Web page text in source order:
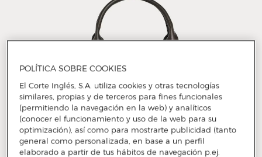
POLÍTICA SOBRE COOKIES
El Corte Inglés, S.A. utiliza cookies y otras tecnologías
similares, propias y de terceros para fines funcionales
(permitiendo la navegación en la web) y analíticos
(conocer el funcionamiento y uso de la web para su
optimización), así como para mostrarte publicidad (tanto
general como personalizada, en base a un perfil
elaborado a partir de tus hábitos de navegación p.ej.